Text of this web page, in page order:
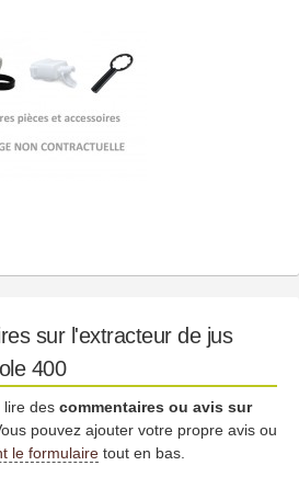
sur l'extracteur de jus
400
lire des commentaires ou avis sur
pouvez ajouter votre propre avis ou
le formulaire tout en bas.